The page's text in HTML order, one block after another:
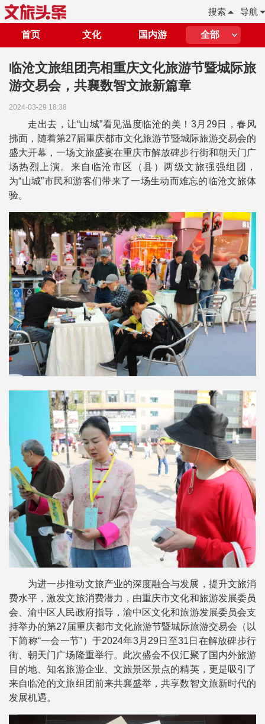
导航
搜索
首页 文化 国内游 全部
临沧文旅组团亮相重庆文化旅游节暨城际旅
游交易会，共襄数智文旅新篇章
2024-03-29 18:38
走出去，让“山城”看见温度临沧的美！3月29日，春风
拂面，随着第27届重庆都市文化旅游节暨城际旅游交易会的
盛大开幕，一场文旅盛宴在重庆市解放碑步行街和朝天门广
场热烈上演。来自临沧市区（县）两级文旅强强组团，
为“山城”市民和游客们带来了一场生动而难忘的临沧文旅体
验。
为进一步推动文旅产业的深度融合与发展，提升文旅消
费水平，激发文旅消费潜力，由重庆市文化和旅游发展委员
会、渝中区人民政府指导，渝中区文化和旅游发展委员会支
持举办的第27届重庆都市文化旅游节暨城际旅游交易会（以
下简称“一会一节”）于2024年3月29日至31日在解放碑步行
街、朝天门广场隆重举行。此次盛会不仅汇聚了国内外旅游
目的地、知名旅游企业、文旅景区景点的精英，更是吸引了
来自临沧的文旅组团前来共襄盛举，共享数智文旅新时代的
发展机遇。